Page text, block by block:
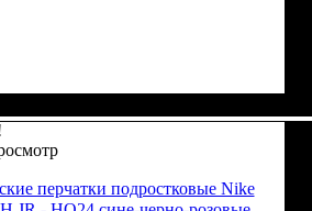
перчатки подростковые Nike